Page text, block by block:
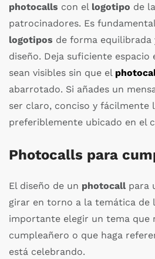
photocalls con el logotipo de
patrocinadores. Es
logotipos de forma
diseño. Deja suficiente
sean visibles sin que el
abarrotado. Si añades un
ser claro, conciso y fácilmente
preferiblemente ubicado en el
Photocalls para
El diseño de un photocallpara
girar en torno a la temática de
importante elegir un tema que
cumpleañero o que haga
está celebrando.